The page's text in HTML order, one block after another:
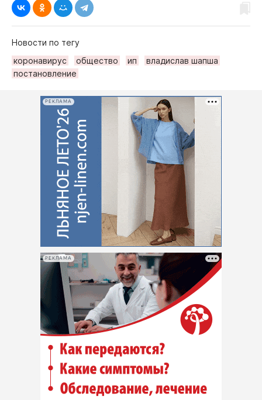
Новости по тегу
коронавирус
общество ип
владислав шапша
постановление
РЕКЛАМА
РЕКЛАМА